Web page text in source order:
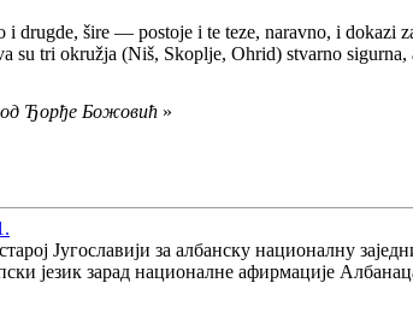
i drugde, šire — postoje i te teze, naravno, i dokazi
su tri okružja (Niš, Skoplje, Ohrid) stvarno sigurna,
Ђорђе Божовић »
Југославији за албанску националну
језик зарад националне афирмације